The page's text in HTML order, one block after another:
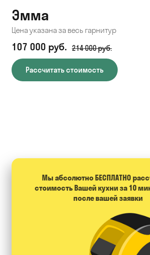
Эмма
Цена указана за весь гарнитур
107 000 руб. 214 000 руб.
Рассчитать стоимость
Мы абсолютно БЕСПЛАТНО
стоимость Вашей кухни за 10
после вашей заявки